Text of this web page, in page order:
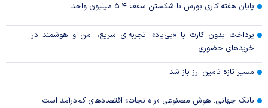
پایان هفته کاری بورس با شکستن سقف ۵.۴ میلیون واحد
پرداخت بدون کارت با «پی‌پاد»؛ تجربه‌ای سریع، امن و هوشمند در
خریدهای حضوری
مسیر تازه تامین ارز باز شد
بانک جهانی: هوش مصنوعی «راه نجات» اقتصادهای کم‌درآمد است